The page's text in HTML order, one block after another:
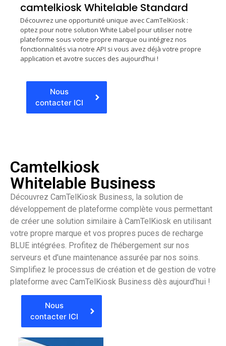
camtelkiosk Whitelable Standard
Découvrez une opportunité unique avec CamTelKiosk :
optez pour notre solution White Label pour utiliser notre
plateforme sous votre propre marque ou intégrez nos
fonctionnalités via notre API si vous avez déjà votre propre
application et avotre succes des aujourd’hui !
Nous
contacter ICI
Camtelkiosk
Whitelable Business
Découvrez CamTelKiosk Business, la solution de
développement de plateforme complète vous permettant
de créer une solution similaire à CamTelKiosk en utilisant
votre propre marque et vos propres puces de recharge
BLUE intégrées. Profitez de l’hébergement sur nos
serveurs et d’une maintenance assurée par nos soins.
Simplifiez le processus de création et de gestion de votre
plateforme avec CamTelKiosk Business dès aujourd’hui !
Nous
contacter ICI